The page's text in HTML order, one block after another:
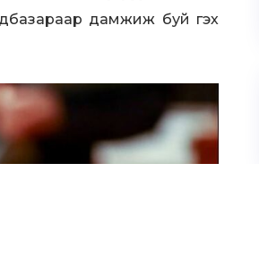
дамжиж буй гэх